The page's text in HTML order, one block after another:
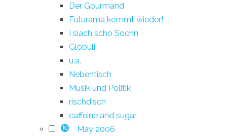
Der Gourmand
Futurama kommt wieder!
I siach scho Sochn
Globuli
u.a.
Nebentisch
Musik und Politik
rischdisch
caffeine and sugar
10 May 2006